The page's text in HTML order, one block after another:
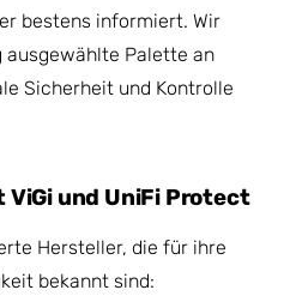
bestens informiert. Wir
Palette an
Sicherheit und Kontrolle
und UniFi Protect
Hersteller, die für ihre
bekannt sind: